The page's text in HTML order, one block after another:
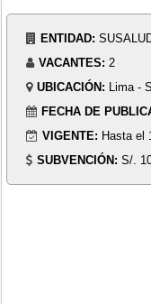
ENTIDAD:
VACANTES: 2
UBICACIÓN:
Lima -
FECHA DE
VIGENTE: Hasta el
SUBVENCIÓN: S/.